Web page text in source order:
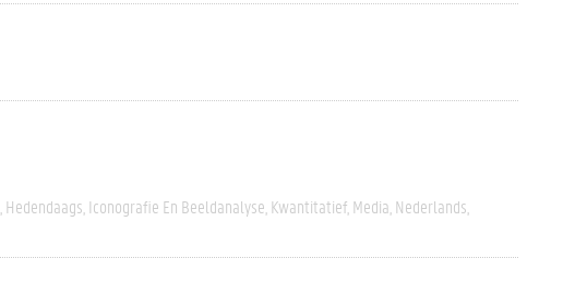
Hedendaags Iconografie En Beeldanalyse Kwantitatief Media Nederlands